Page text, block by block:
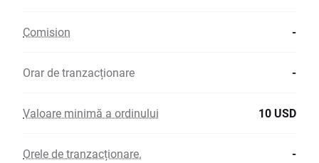
Comision -
Orar de tranzacționare -
Valoare minimă a ordinului 10 USD
Orele de tranzacționare. -